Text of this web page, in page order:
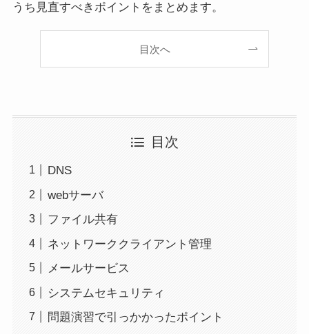
うち見直すべきポイントをまとめます。
目次へ
目次
DNS
webサーバ
ファイル共有
ネットワーククライアント管理
メールサービス
システムセキュリティ
問題演習で引っかかったポイント